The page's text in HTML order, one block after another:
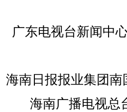
视台新闻中心
报报业集团南国
海南广播电视总